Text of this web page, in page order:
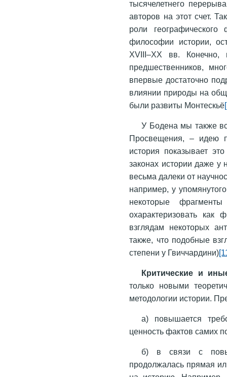
тысячелетнего
авторов на этот счет.
роли
философии истории,
XVIII–XX вв.
предшественников,
впервые достаточно
влиянии природы на
были развиты Монтескьё
У Бодена мы также
Просвещения, – идею
история показывает
законах истории даже
весьма далеки от
например, у
некоторые
охарактеризовать
взглядам некоторых
также, что подобные
степени у Гвиччардини)
Критические и
только новыми
методологии истории.
а) повышается
ценность фактов самих
б) в связи с
продолжалась прямая